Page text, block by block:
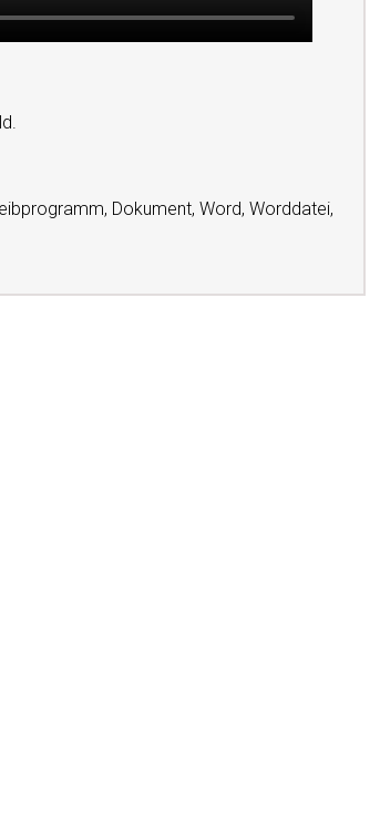
Dokument, Word, Worddatei,